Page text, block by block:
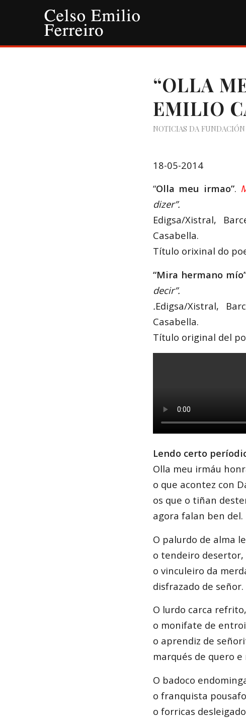
“OLLA
EMILIO
NOTICIAS DA FUNDACIÓN
18-05-2014
“Olla meu irmao”.
dizer”.
Edigsa/Xistral,
Casabella.
Título orixinal do
“Mira hermano
decir”.
.Edigsa/Xistral,
Casabella.
Título original del
Lendo certo
Olla meu irmáu
o que acontez con
os que o tiñan
agora falan ben del.
O palurdo de alma
o tendeiro desertor,
o vinculeiro da
disfrazado de señor.
O lurdo carca refrito,
o monifate de
o aprendiz de
marqués de quero e
O badoco
o franquista
o forricas